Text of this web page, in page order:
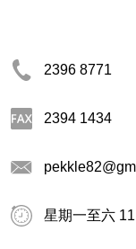
2396 8771
2394 1434
星期一至六